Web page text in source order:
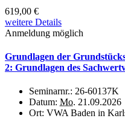
619,00 €
weitere Details
Anmeldung möglich
Grundlagen der
2: Grundlagen des
Seminarnr.: 26-60137K
Datum: Mo. 21.09.2026
Ort: VWA Baden in